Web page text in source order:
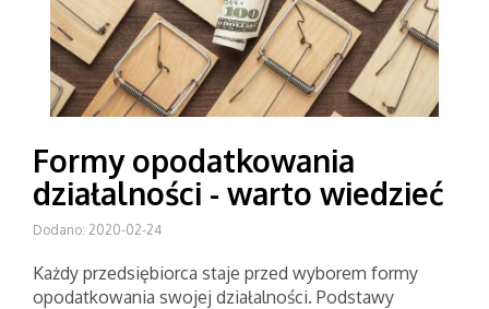
Formy opodatkowania
działalności - warto wiedzieć
Dodano: 2020-02-24
Każdy przedsiębiorca staje przed wyborem formy
opodatkowania swojej działalności. Podstawy